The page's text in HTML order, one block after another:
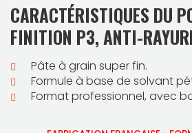
CARACTÉRISTIQUES DU
FINITION P3, ANTI-
Pâte à grain super fin.
Formule à base de solvant
Format professionnel, avec